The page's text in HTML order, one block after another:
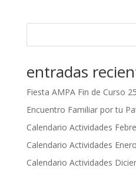
entradas
Fiesta AMPA Fin de Curso
Encuentro Familiar por tu
Calendario Actividades
Calendario Actividades
Calendario Actividades